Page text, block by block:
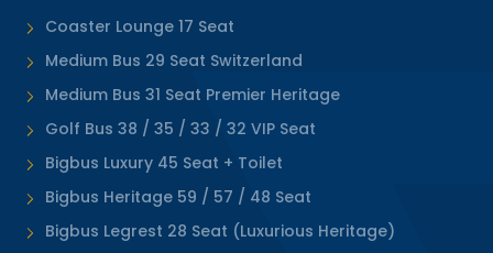
Coaster Lounge 17 Seat
Medium Bus 29 Seat Switzerland
Medium Bus 31 Seat Premier Heritage
Golf Bus 38 / 35 / 33 / 32 VIP Seat
Bigbus Luxury 45 Seat + Toilet
Bigbus Heritage 59 / 57 / 48 Seat
Bigbus Legrest 28 Seat (Luxurious Heritage)